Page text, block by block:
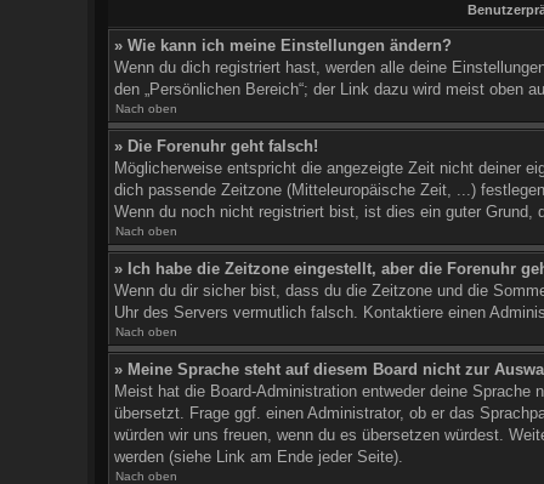
» Wie kann ich meine Einstellungen ändern?
Wenn du dich registriert hast, werden alle deine
den „Persönlichen Bereich“; der Link dazu wird meist oben
Nach oben
» Die Forenuhr geht falsch!
Möglicherweise entspricht die angezeigte Zeit nicht deiner
dich passende Zeitzone (Mitteleuropäische Zeit, ...)
Wenn du noch nicht registriert bist, ist dies ein guter Grund,
Nach oben
» Ich habe die Zeitzone eingestellt, aber die Forenuhr
Wenn du dir sicher bist, dass du die Zeitzone und die
Uhr des Servers vermutlich falsch. Kontaktiere einen
Nach oben
» Meine Sprache steht auf diesem Board nicht zur
Meist hat die Board-Administration entweder deine
übersetzt. Frage ggf. einen Administrator, ob er das
würden wir uns freuen, wenn du es übersetzen würdest.
werden (siehe Link am Ende jeder Seite).
Nach oben